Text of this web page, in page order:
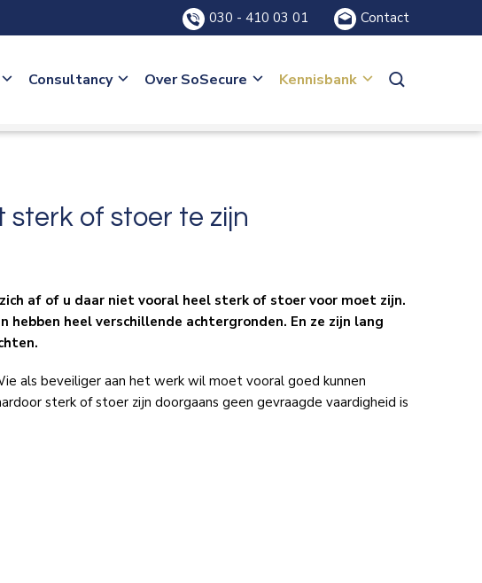
Consultancy Over SoSecure Kennisbank
030 - 410 03 01 Contact
sterk of stoer te zijn
af of u daar niet vooral heel sterk of stoer voor moet zijn.
heel verschillende achtergronden. En ze zijn lang
als beveiliger aan het werk wil moet vooral goed kunnen
sterk of stoer zijn doorgaans geen gevraagde vaardigheid is